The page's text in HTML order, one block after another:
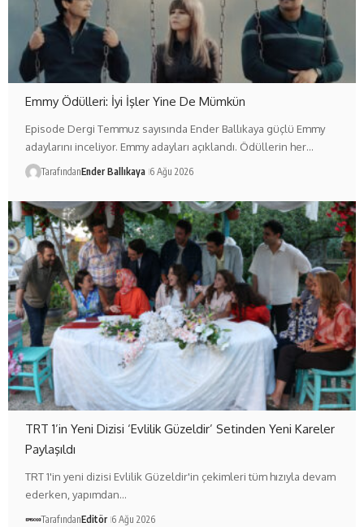
Emmy Ödülleri: İyi İşler Yine De Mümkün
Episode Dergi Temmuz sayısında Ender Ballıkaya güçlü Emmy
adaylarını inceliyor. Emmy adayları açıklandı. Ödüllerin her…
TarafındanEnder Ballıkaya 6 Ağu 2026
TRT 1’in Yeni Dizisi ‘Evlilik Güzeldir’ Setinden Yeni Kareler
Paylaşıldı
TRT 1'in yeni dizisi Evlilik Güzeldir'in çekimleri tüm hızıyla devam
ederken, yapımdan…
TarafındanEditör 6 Ağu 2026